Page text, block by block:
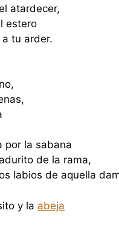
atardecer,
estero
tu arder.
por la sabana
de la rama,
labios de aquella
y la abeja